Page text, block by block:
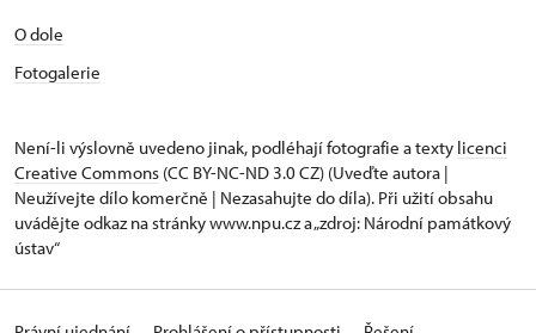
O dole
Fotogalerie
Není-li výslovně uvedeno jinak, podléhají fotografie a texty licenci
Creative Commons (CC BY-NC-ND 3.0 CZ) (Uveďte autora |
Neužívejte dílo komerčně | Nezasahujte do díla). Při užití obsahu
uvádějte odkaz na stránky www.npu.cz a „zdroj: Národní památkový
ústav“